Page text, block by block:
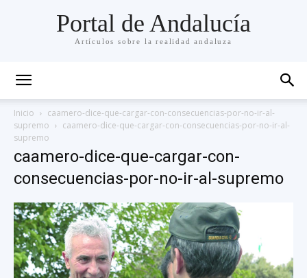
Portal de Andalucía
Artículos sobre la realidad andaluza
Inicio
caamero-dice-que-cargar-con-consecuencias-por-no-ir-al-
supremo
caamero-dice-que-cargar-con-consecuencias-por-no-ir-al-
supremo
caamero-dice-que-cargar-con-
consecuencias-por-no-ir-al-supremo